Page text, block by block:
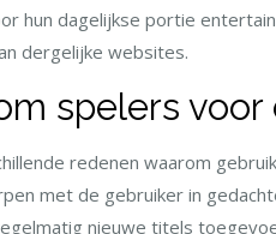
hun dagelijkse portie
dergelijke websites.
spelers
redenen waarom
met de gebruiker in
nieuwe titels